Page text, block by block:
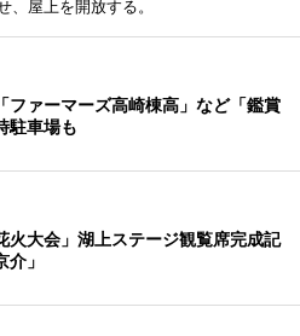
、屋上を開放する。
ファーマーズ高崎棟高」など「鑑賞
駐車場も
火大会」湖上ステージ観覧席完成記
」